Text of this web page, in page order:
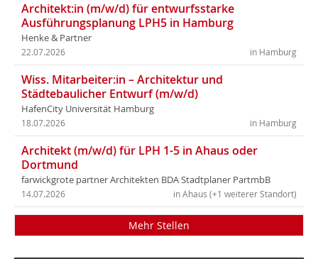
Architekt:in (m/w/d) für entwurfsstarke
Ausführungsplanung LPH5 in Hamburg
Henke & Partner
in Hamburg
22.07.2026
Wiss. Mitarbeiter:in – Architektur und
Städtebaulicher Entwurf (m/w/d)
HafenCity Universität Hamburg
in Hamburg
18.07.2026
Architekt (m/w/d) für LPH 1-5 in Ahaus oder
Dortmund
farwickgrote partner Architekten BDA Stadtplaner PartmbB
in Ahaus (+1 weiterer Standort)
14.07.2026
Mehr Stellen